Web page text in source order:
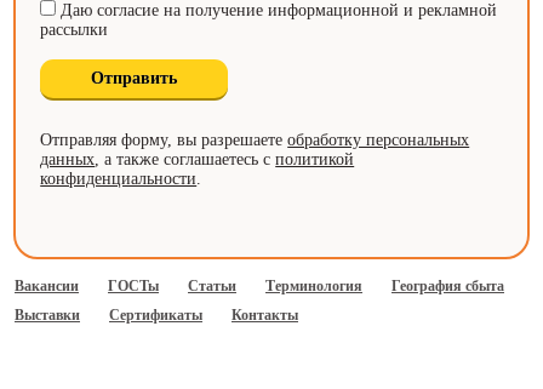
Даю согласие на получение информационной и рекламной
рассылки
Отправляя форму, вы разрешаетеобработку персональных
данных, а также соглашаетесь сполитикой
конфиденциальности.
Вакансии ГОСТы Статьи Терминология
География сбыта
Выставки
Сертификаты Контакты